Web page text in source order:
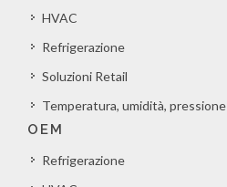
HVAC
Refrigerazione
Soluzioni Retail
Temperatura, umidità, pressione
OEM
Refrigerazione